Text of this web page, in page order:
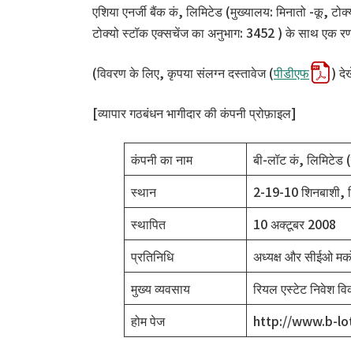
एशिया एनर्जी बैंक कं, लिमिटेड (मुख्यालय: मिनातो -कू,
टोक्यो स्टॉक एक्सचेंज का अनुभाग: 3452 ) के साथ एक
(विवरण के लिए, कृपया संलग्न दस्तावेज (पीडीएफ )
[व्यापार गठबंधन भागीदार की कंपनी प्रोफ़ाइल]
कंपनी का नाम
बी-लॉट कं, लिमिटेड
स्थान
2-19-10 शिनबाशी,
स्थापित
10 अक्टूबर 2008
प्रतिनिधि
अध्यक्ष और सीईओ
मुख्य व्यवसाय
रियल एस्टेट निवेश
होम पेज
http://www.b-